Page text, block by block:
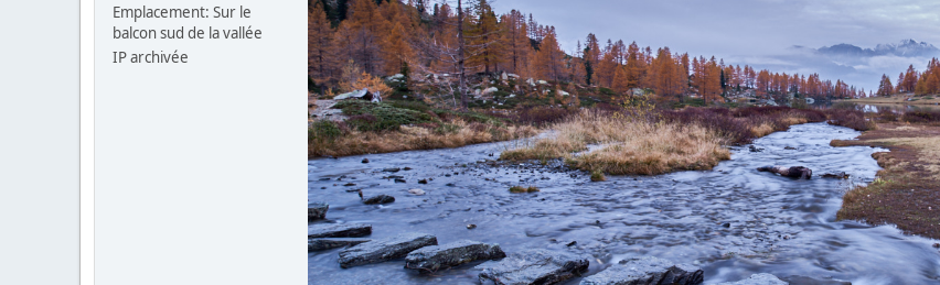
Emplacement: Sur le
balcon sud de la vallée
IP archivée